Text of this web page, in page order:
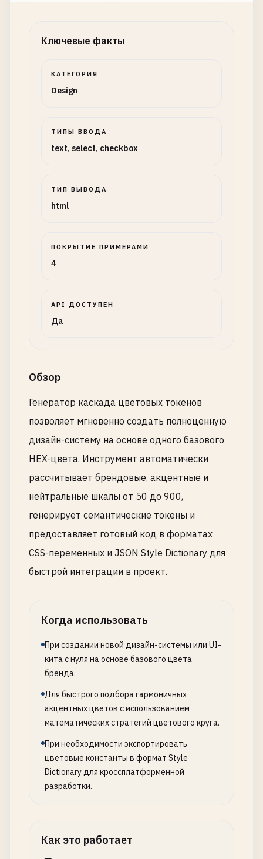
Ключевые факты
КАТЕГОРИЯ
Design
ТИПЫ ВВОДА
text, select, checkbox
ТИП ВЫВОДА
html
ПОКРЫТИЕ ПРИМЕРАМИ
4
API ДОСТУПЕН
Да
Обзор
Генератор каскада цветовых токенов
позволяет мгновенно создать полноценную
дизайн-систему на основе одного базового
HEX-цвета. Инструмент автоматически
рассчитывает брендовые, акцентные и
нейтральные шкалы от 50 до 900,
генерирует семантические токены и
предоставляет готовый код в форматах
CSS-переменных и JSON Style Dictionary для
быстрой интеграции в проект.
Когда использовать
При создании новой дизайн-системы или UI-
кита с нуля на основе базового цвета
бренда.
Для быстрого подбора гармоничных
акцентных цветов с использованием
математических стратегий цветового круга.
При необходимости экспортировать
цветовые константы в формат Style
Dictionary для кроссплатформенной
разработки.
Как это работает